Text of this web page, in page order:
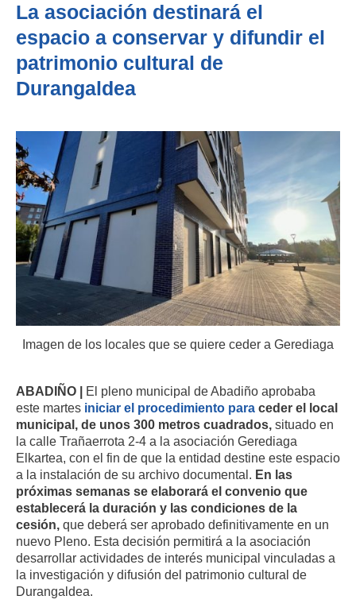
La asociación destinará el
espacio a conservar y difundir el
patrimonio cultural de
Durangaldea
Imagen de los locales que se quiere ceder a Gerediaga
ABADIÑO | El pleno municipal de Abadiño aprobaba
este martes iniciar el procedimiento para ceder el local
municipal, de unos 300 metros cuadrados, situado en
la calle Trañaerrota 2-4 a la asociación Gerediaga
Elkartea, con el fin de que la entidad destine este espacio
a la instalación de su archivo documental. En las
próximas semanas se elaborará el convenio que
establecerá la duración y las condiciones de la
cesión, que deberá ser aprobado definitivamente en un
nuevo Pleno. Esta decisión permitirá a la asociación
desarrollar actividades de interés municipal vinculadas a
la investigación y difusión del patrimonio cultural de
Durangaldea.